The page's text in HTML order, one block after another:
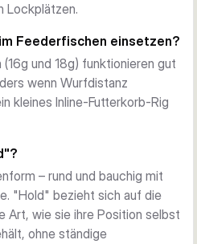
Lockplätzen.
Feederfischen einsetzen?
und 18g) funktionieren gut
wenn Wurfdistanz
kleines Inline-Futterkorb-Rig
– rund und bauchig mit
"Hold" bezieht sich auf die
Art, wie sie ihre Position selbst
ohne ständige